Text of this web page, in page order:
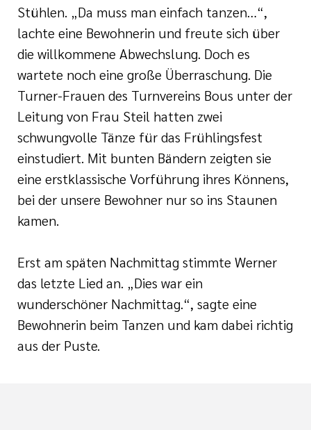
Stühlen. „Da muss man einfach tanzen…“,
lachte eine Bewohnerin und freute sich über
die willkommene Abwechslung. Doch es
wartete noch eine große Überraschung. Die
Turner-Frauen des Turnvereins Bous unter der
Leitung von Frau Steil hatten zwei
schwungvolle Tänze für das Frühlingsfest
einstudiert. Mit bunten Bändern zeigten sie
eine erstklassische Vorführung ihres Könnens,
bei der unsere Bewohner nur so ins Staunen
kamen.
Erst am späten Nachmittag stimmte Werner
das letzte Lied an. „Dies war ein
wunderschöner Nachmittag.“, sagte eine
Bewohnerin beim Tanzen und kam dabei richtig
aus der Puste.